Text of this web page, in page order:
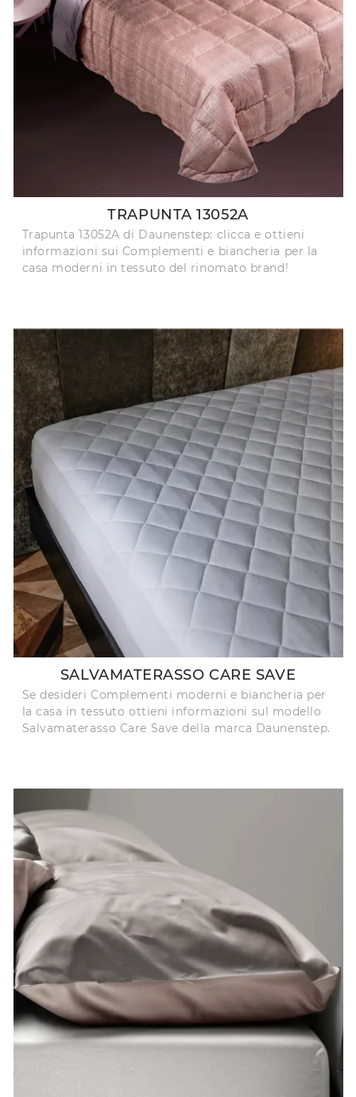
TRAPUNTA 13052A
Trapunta 13052A di Daunenstep: clicca e ottieni
informazioni sui Complementi e biancheria per la
casa moderni in tessuto del rinomato brand!
SALVAMATERASSO CARE SAVE
Se desideri Complementi moderni e biancheria per
la casa in tessuto ottieni informazioni sul modello
Salvamaterasso Care Save della marca Daunenstep.